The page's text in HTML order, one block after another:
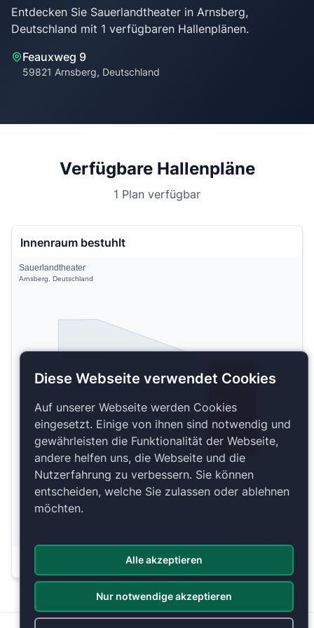
Entdecken Sie Sauerlandtheater in Arnsberg,
Feauxweg 9
59821 Arnsberg, Deutschland
Verfügbare Hallenpläne
1 Plan verfügbar
Innenraum bestuhlt
Parkett
Sauerlandtheater
Arnsberg, Deutschland
Plan anzeigen
Diese Webseite verwendet Cookies
Auf unserer Webseite werden Cookies
eingesetzt. Einige von ihnen sind notwendig und
gewährleisten die Funktionalität der Webseite,
andere helfen uns, die Webseite und die
Nutzerfahrung zu verbessern. Sie können
entscheiden, welche Sie zulassen oder ablehnen
möchten.
Alle akzeptieren
Nur notwendige akzeptieren